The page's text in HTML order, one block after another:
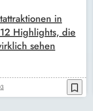
in
Highlights, die
sehen
bookmark_border